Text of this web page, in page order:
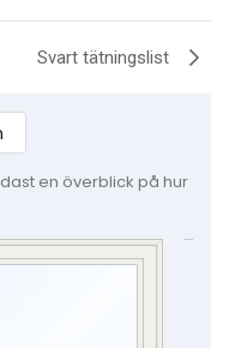
Svart tätningslist
en överblick på hur